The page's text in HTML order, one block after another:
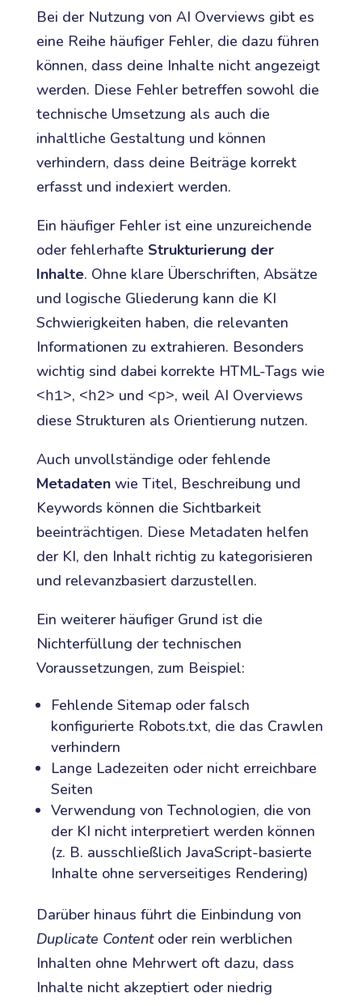
Bei der Nutzung von AI Overviews gibt es
eine Reihe häufiger Fehler, die dazu führen
können, dass deine Inhalte nicht angezeigt
werden. Diese Fehler betreffen sowohl die
technische Umsetzung als auch die
inhaltliche Gestaltung und können
verhindern, dass deine Beiträge korrekt
erfasst und indexiert werden.
Ein häufiger Fehler ist eine unzureichende
oder fehlerhafte Strukturierung der
Inhalte. Ohne klare Überschriften, Absätze
und logische Gliederung kann die KI
Schwierigkeiten haben, die relevanten
Informationen zu extrahieren. Besonders
wichtig sind dabei korrekte HTML-Tags wie
<h1>, <h2> und <p>, weil AI Overviews
diese Strukturen als Orientierung nutzen.
Auch unvollständige oder fehlende
Metadatenwie Titel, Beschreibung und
Keywords können die Sichtbarkeit
beeinträchtigen. Diese Metadaten helfen
der KI, den Inhalt richtig zu kategorisieren
und relevanzbasiert darzustellen.
Ein weiterer häufiger Grund ist die
Nichterfüllung der technischen
Voraussetzungen, zum Beispiel:
Fehlende Sitemap oder falsch
konfigurierte Robots.txt, die das Crawlen
verhindern
Lange Ladezeiten oder nicht erreichbare
Seiten
Verwendung von Technologien, die von
der KI nicht interpretiert werden können
(z. B. ausschließlich JavaScript-basierte
Inhalte ohne serverseitiges Rendering)
Darüber hinaus führt die Einbindung von
Duplicate Contentoder rein werblichen
Inhalten ohne Mehrwert oft dazu, dass
Inhalte nicht akzeptiert oder niedrig